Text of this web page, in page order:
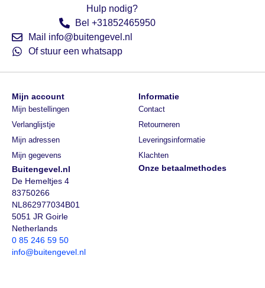
Hulp nodig?
Bel +31852465950
Mail info@buitengevel.nl
Of stuur een whatsapp
Buitengevel.nl
De Hemeltjes 4
83750266
NL862977034B01
5051 JR Goirle
Netherlands
0 85 246 59 50
info@buitengevel.nl
Onze betaalmethodes
Mijn account
Mijn bestellingen
Verlanglijstje
Mijn adressen
Mijn gegevens
Informatie
Contact
Retourneren
Leveringsinformatie
Klachten